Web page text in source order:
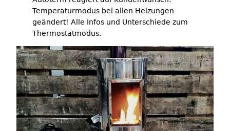
Temperaturmodus bei allen Heizungen
geändert! Alle Infos und Unterschiede zum
Thermostatmodus.